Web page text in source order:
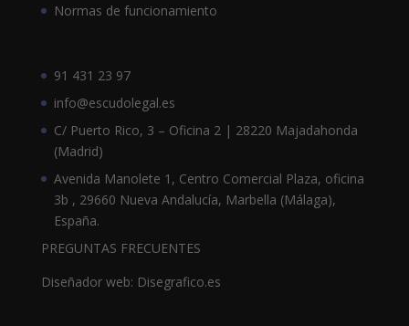
Normas de funcionamiento
91 431 23 97
info@escudolegal.es
C/ Puerto Rico, 3 – Oficina 2 | 28220 Majadahonda
(Madrid)
Avenida Manolete 1, Centro Comercial Plaza, oficina
3b , 29660 Nueva Andalucía, Marbella (Málaga),
España.
PREGUNTAS FRECUENTES
Diseñador web: Disegrafico.es